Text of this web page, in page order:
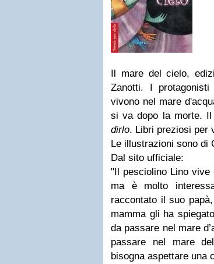
Il mare del cielo,
Zanotti. I
vivono nel mare
si va dopo la morte.
dirlo. Libri preziosi per
Le illustrazioni sono di
Dal sito ufficiale:
"Il pesciolino Lino vive
ma è molto
raccontato il suo
mamma gli ha
da passare nel mare
passare nel mare
bisogna aspettare una